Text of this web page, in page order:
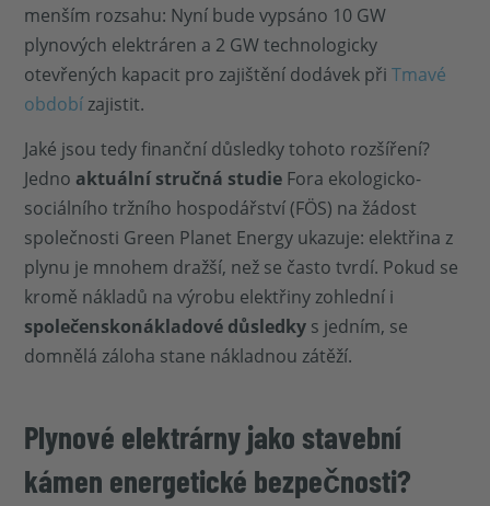
menším rozsahu: Nyní bude vypsáno 10 GW
plynových elektráren a 2 GW technologicky
otevřených kapacit pro zajištění dodávek přiTmavé
obdobízajistit.
Jaké jsou tedy finanční důsledky tohoto rozšíření?
Jedno aktuální stručná studie Fora ekologicko-
sociálního tržního hospodářství (FÖS) na žádost
společnosti Green Planet Energy ukazuje: elektřina z
plynu je mnohem dražší, než se často tvrdí. Pokud se
kromě nákladů na výrobu elektřiny zohlední i
společenskonákladové důsledky s jedním, se
domnělá záloha stane nákladnou zátěží.
Plynové elektrárny jako stavební
kámen energetické bezpečnosti?